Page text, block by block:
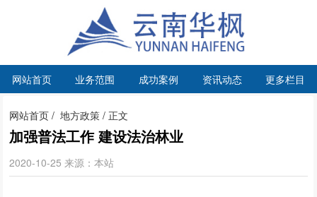
网站首页 业务范围 成功案例 资讯动态 更多栏目
网站首页 /地方政策 / 正文
加强普法工作 建设法治林业
2020-10-25 来源：本站